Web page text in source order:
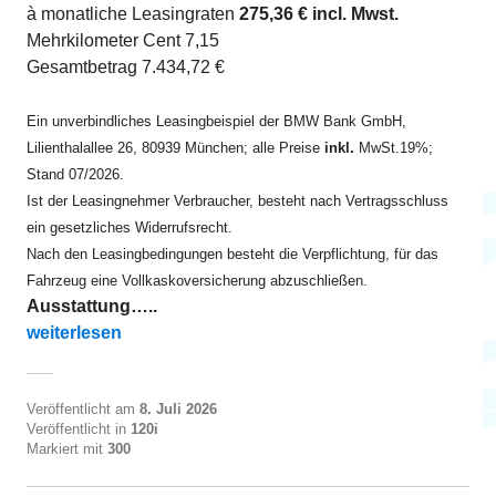
à monatliche Leasingraten 275,36 € incl. Mwst.
Mehrkilometer Cent 7,15
Gesamtbetrag 7.434,72 €
Ein unverbindliches Leasingbeispiel der BMW Bank GmbH,
Lilienthalallee 26, 80939 München; alle Preise inkl. MwSt.19%;
Stand 07/2026.
Ist der Leasingnehmer Verbraucher, besteht nach Vertragsschluss
ein gesetzliches Widerrufsrecht.
Nach den Leasingbedingungen besteht die Verpflichtung, für das
Fahrzeug eine Vollkaskoversicherung abzuschließen.
Ausstattung…..
„120 ab EUR 275 leasen 8-fach“
weiterlesen
Veröffentlicht am 8. Juli 2026
Veröffentlicht in 120i
Markiert mit 300